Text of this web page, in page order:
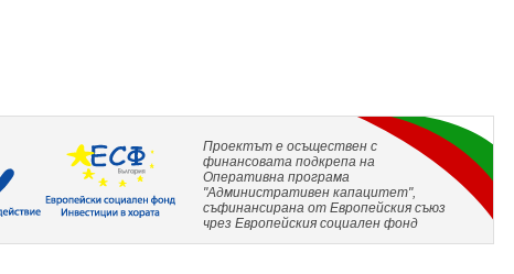
Проектът е осъществен с
финансовата подкрепа на
Оперативна програма
"Административен капацитет",
съфинансирана от Европейския съюз
чрез Европейския социален фонд